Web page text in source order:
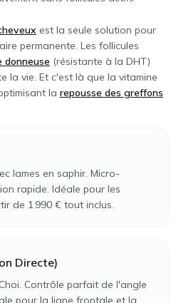
est la seule solution pour
permanente. Les follicules
donneuse (résistante à la DHT)
la vie. Et c'est là que la vitamine
la repousse des greffons
lames en saphir. Micro-
rapide. Idéale pour les
de 1 990 € tout inclus.
Directe)
Contrôle parfait de l'angle
pour la ligne frontale et la